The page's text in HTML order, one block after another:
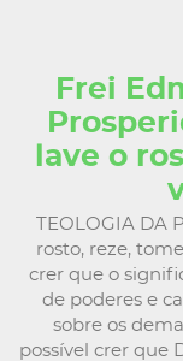
Frei
lave o
TEOLOGIA DA
rosto, reze,
crer que o
de poderes e
sobre os
possível crer que